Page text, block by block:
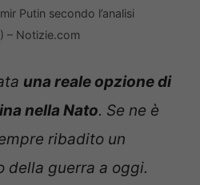
Putin secondo l’analisi
– Notizie.com
una reale opzione di
nella Nato. Se ne è
ribadito un
della guerra a oggi.